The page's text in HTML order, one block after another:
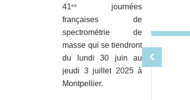
41es
journées
françaises de
spectrométrie de
masse qui se tiendront
du lundi 30 juin au
jeudi 3 juillet 2025 à
Montpellier.